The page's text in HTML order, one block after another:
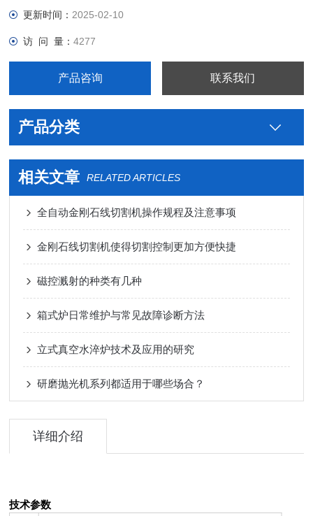
更新时间： 2025-02-10
访 问 量：4277
产品咨询 联系我们
产品分类
相关文章 RELATED ARTICLES
全自动金刚石线切割机操作规程及注意事项
金刚石线切割机使得切割控制更加方便快捷
磁控溅射的种类有几种
箱式炉日常维护与常见故障诊断方法
立式真空水淬炉技术及应用的研究
研磨抛光机系列都适用于哪些场合？
详细介绍
技术参数